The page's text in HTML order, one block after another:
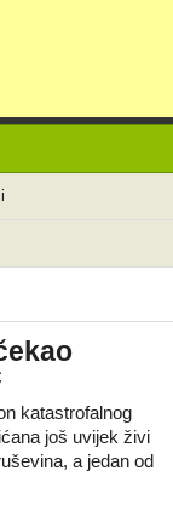
katastrofalnog
još uvijek živi
a jedan od